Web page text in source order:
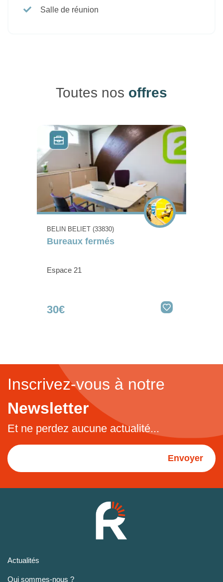
Salle de réunion
Toutes nos offres
BELIN BELIET (33830)
Bureaux fermés
Espace 21
30€
Inscrivez-vous à notre
Newsletter
Et ne perdez aucune actualité...
Envoyer
Actualités
Qui sommes-nous ?